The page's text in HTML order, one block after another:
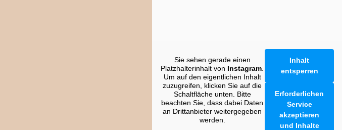
Sie sehen gerade einen
Platzhalterinhalt von Instagram
Um auf den eigentlichen Inhalt
zuzugreifen, klicken Sie auf die
Schaltfläche unten. Bitte
beachten Sie, dass dabei Daten
an Drittanbieter weitergegeben
werden.
Inhalt
entsperren
Erforderlichen
Service
akzeptieren
und Inhalte